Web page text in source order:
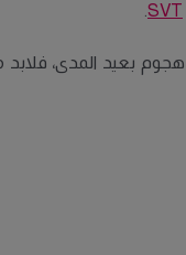
SVT
.
هجوم بعيد المدى،